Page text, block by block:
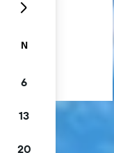
N
6
13
20